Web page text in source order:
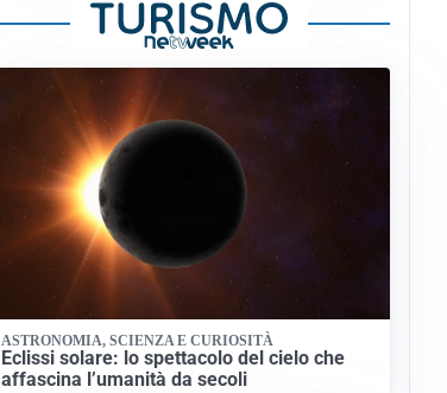
ASTRONOMIA, SCIENZA E CURIOSITÀ
Eclissi solare: lo spettacolo del cielo che
affascina l’umanità da secoli